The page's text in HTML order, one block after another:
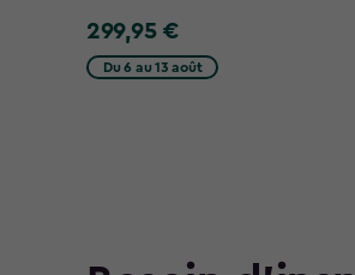
299,95
€
299,95 €
Du 6 au 13 août